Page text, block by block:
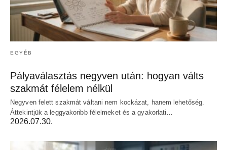
EGYÉB
Pályaválasztás negyven után: hogyan válts
szakmát félelem nélkül
Negyven felett szakmát váltani nem kockázat, hanem lehetőség.
Áttekintjük a leggyakoribb félelmeket és a gyakorlati…
2026.07.30.